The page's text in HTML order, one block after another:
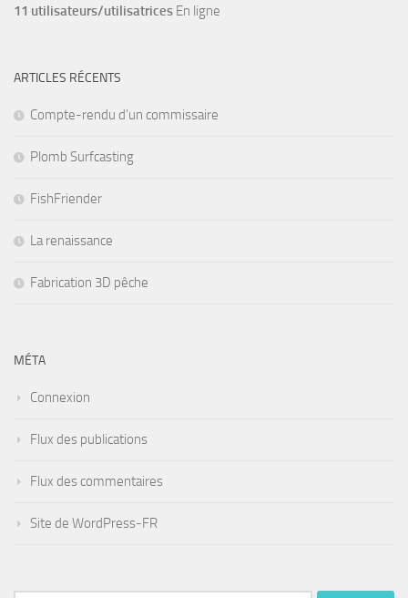
11 utilisateurs/utilisatrices En ligne
ARTICLES RÉCENTS
Compte-rendu d’un commissaire
Plomb Surfcasting
FishFriender
La renaissance
Fabrication 3D pêche
MÉTA
Connexion
Flux des publications
Flux des commentaires
Site de WordPress-FR